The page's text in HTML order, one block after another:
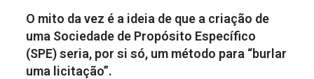
O mito da vez é a ideia de que a criação de
uma Sociedade de Propósito Específico
(SPE) seria, por si só, um método para “burlar
uma licitação”.